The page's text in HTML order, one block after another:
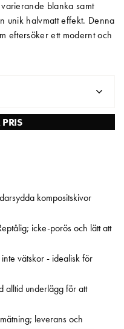
blanka samt
unik halvmatt effekt. Denna
eftersöker ett modernt och
kompositskivor
icke-porös och lätt att
vätskor - idealisk för
alltid underlägg för att
leverans och